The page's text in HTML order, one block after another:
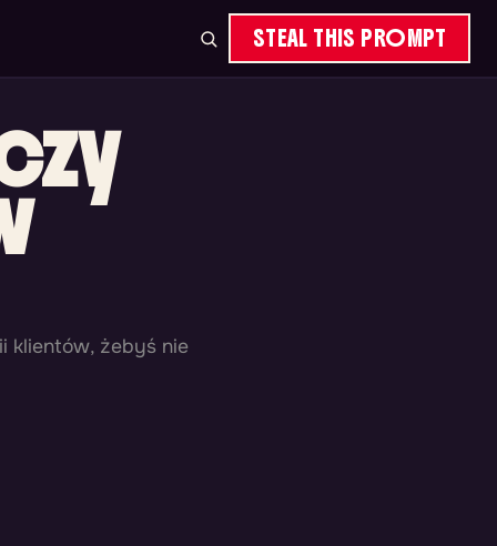
klientów, żebyś nie
STEAL THIS PROMPT